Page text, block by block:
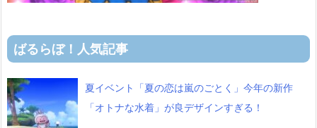
ばるらぼ！人気記事
夏イベント「夏の恋は嵐のごとく」今年の新作
「オトナな水着」が良デザインすぎる！